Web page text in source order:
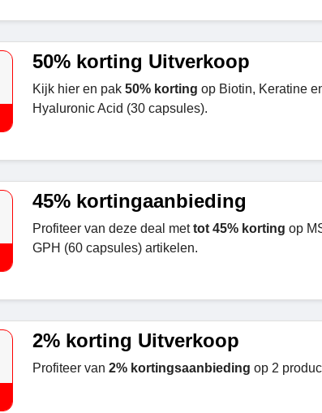
50% korting Uitverkoop
Kijk hier en pak 50% korting op Biotin, Keratine
Hyaluronic Acid (30 capsules).
45% kortingaanbieding
Profiteer van deze deal mettot 45% korting op
GPH (60 capsules) artikelen.
2% korting Uitverkoop
Profiteer van 2% kortingsaanbieding op 2